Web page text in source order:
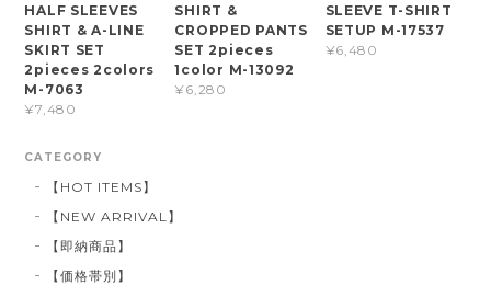
HALF SLEEVES
SHIRT & A-LINE
SKIRT SET
2pieces 2colors
M-7063
¥7,480
SHIRT &
CROPPED PANTS
SET 2pieces
1color M-13092
¥6,280
SLEEVE T-SHIRT
SETUP M-17537
¥6,480
CATEGORY
【HOT ITEMS】
【NEW ARRIVAL】
【即納商品】
【価格帯別】